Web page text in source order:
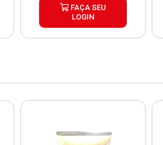
FAÇA SEU
LOGIN